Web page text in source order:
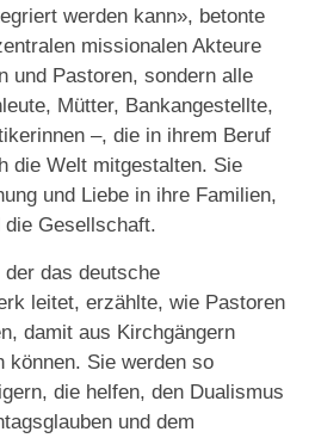
werden kann», betonte
missionalen Akteure
und Pastoren, sondern alle
Mütter, Bankangestellte,
–, die in ihrem Beruf
die Welt mitgestalten. Sie
und Liebe in ihre Familien,
die Gesellschaft.
der das deutsche
leitet, erzählte, wie Pastoren
damit aus Kirchgängern
können. Sie werden so
die helfen, den Dualismus
und dem